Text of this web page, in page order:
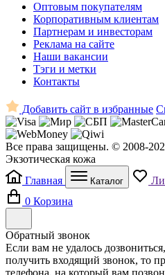
Оптовым покупателям
Корпоративным клиентам
Партнерам и инвесторам
Реклама на сайте
Наши вакансии
Тэги и метки
Контакты
Добавить сайт в избранные
Все права защищены. © 2008-
Экзотическая кожа
Главная
Каталог
0 Корзина
Обратный звонок
Если вам не удалось
получить входящий звонок, то